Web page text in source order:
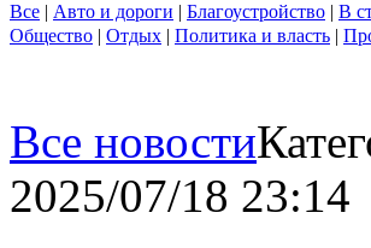
Все | Авто и дороги | Благоустройство | В
Общество | Отдых | Политика и власть |
Все новости
2025/07/18 23:14